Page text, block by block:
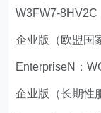
W3FW7-8HV2C
企业版（欧盟国
EnterpriseN：
企业版（长期性